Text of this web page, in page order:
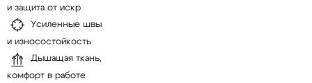
и защита от искр
Усиленные швы
и износостойкость
Дышащая ткань,
комфорт в работе